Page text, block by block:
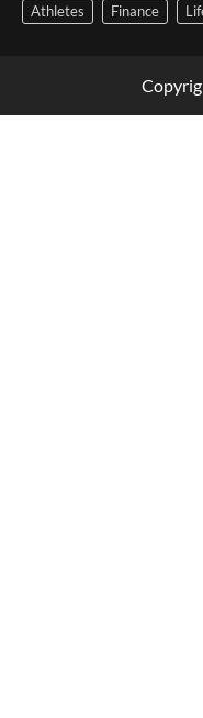
Athletes Finance